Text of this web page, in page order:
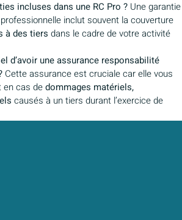
incluses dans une RC Pro ? Une garantie
inclut souvent la couverture
à des tiers dans le cadre de votre activité
d’avoir une assurance responsabilité
Cette assurance est cruciale car elle vous
en cas dedommages matériels,
causés à un tiers durant l’exercice de